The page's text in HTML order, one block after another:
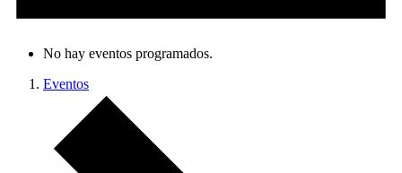
No hay eventos programados.
Eventos